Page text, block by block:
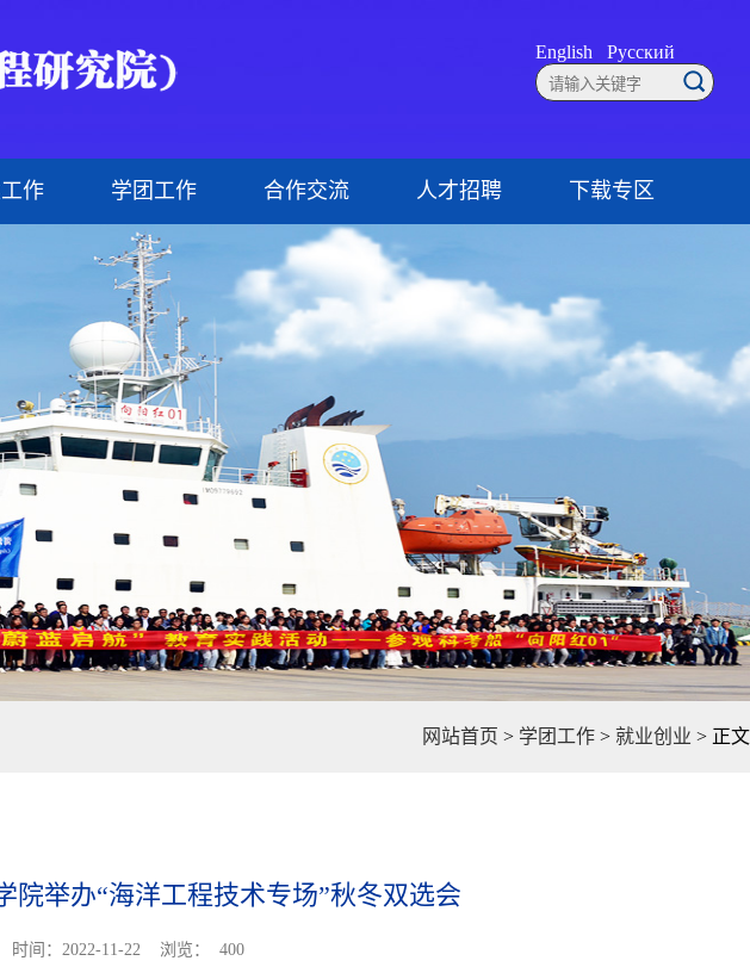
English Русский
联系方式
研究生导师
作 学团工作
就业创业
合作交流 人才招聘 下载专区
网站首页 > 学团工作 > 就业创业 > 正文
院举办“海洋工程技术专场”秋冬双选会
时间：2022-11-22 浏览： 400